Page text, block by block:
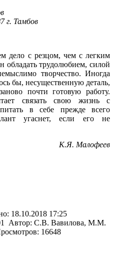
г. Тамбов
дело с резцом, чем с легким
обладать трудолюбием, силой
творчество. Иногда
бы, несущественную деталь,
почти готовую работу.
связать свою жизнь с
в себе прежде всего
угаснет, если его не
К.Я. Малофеев
18.10.2018 17:25
Автор: С.В. Вавилова, М.М.
16648